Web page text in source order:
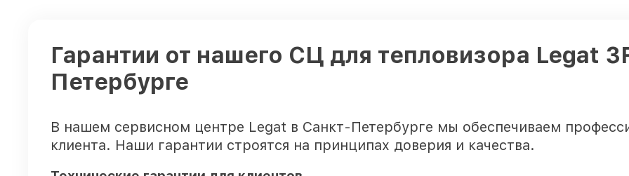
Гарантии от нашего СЦ для тепловизора Legat
Петербурге
В нашем сервисном центре Legat в Санкт-Петербурге мы обеспечиваем
клиента. Наши гарантии строятся на принципах доверия и качества.